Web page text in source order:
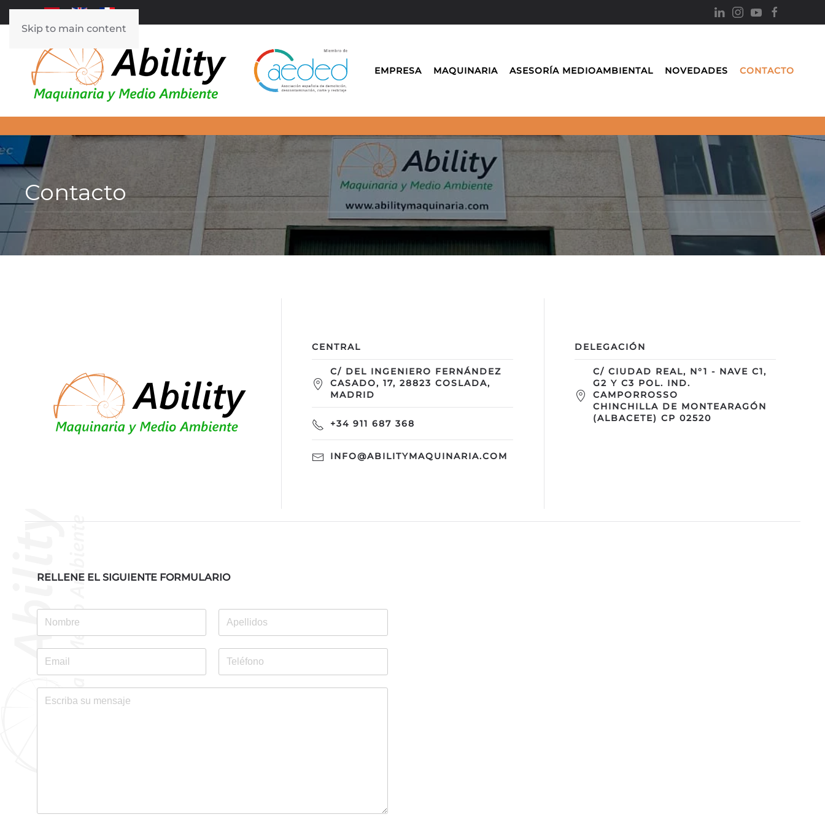
Skip to main content
EMPRESA MAQUINARIA ASESORÍA MEDIOAMBIENTAL NOVEDADES CONTACTO
Contacto
CENTRAL
C/ DEL INGENIERO FERNÁNDEZ
CASADO, 17, 28823 COSLADA,
MADRID
+34 911 687 368
INFO@ABILITYMAQUINARIA.COM
DELEGACIÓN
C/ CIUDAD REAL, N°1 - NAVE C1,
G2 Y C3 POL. IND.
CAMPORROSSO
CHINCHILLA DE MONTEARAGÓN
(ALBACETE) CP 02520
RELLENE EL SIGUIENTE FORMULARIO